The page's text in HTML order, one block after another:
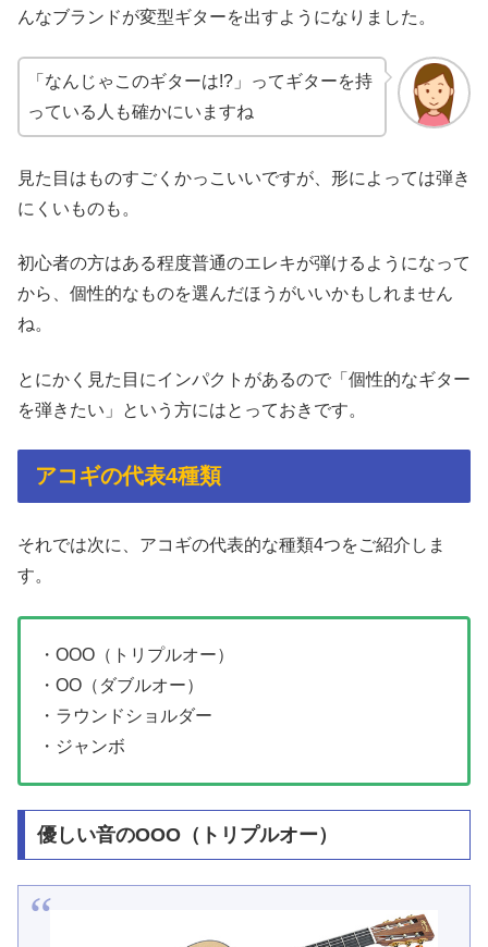
んなブランドが変型ギターを出すようになりました。
「なんじゃこのギターは!?」ってギターを持
っている人も確かにいますね
見た目はものすごくかっこいいですが、形によっては弾き
にくいものも。
初心者の方はある程度普通のエレキが弾けるようになって
から、個性的なものを選んだほうがいいかもしれません
ね。
とにかく見た目にインパクトがあるので「個性的なギター
を弾きたい」という方にはとっておきです。
アコギの代表4種類
それでは次に、アコギの代表的な種類4つをご紹介しま
す。
・OOO（トリプルオー）
・OO（ダブルオー）
・ラウンドショルダー
・ジャンボ
優しい音のOOO（トリプルオー）